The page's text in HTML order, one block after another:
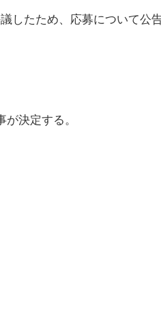
したため、応募について公告
決定する。